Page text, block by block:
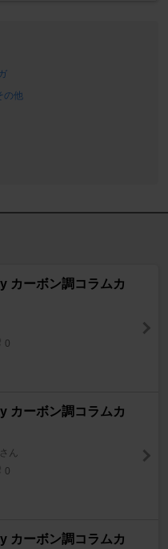
の他
カーボン調コラムカ
0
カーボン調コラムカ
ん
0
カーボン調コラムカ